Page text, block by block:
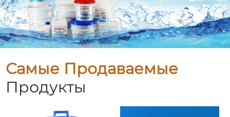
Самые Продаваемые
Продукты